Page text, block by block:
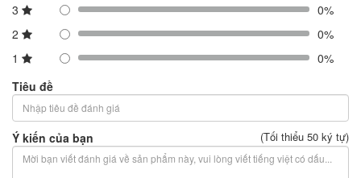
3
0%
2
0%
1
0%
Tiêu đề
Ý kiến của bạn (Tối thiểu 50 ký tự)